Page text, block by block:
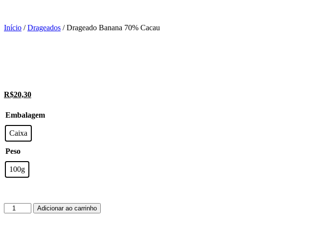
Início /Drageados / Drageado Banana 70% Cacau
O
original
era:
R$21,40.
R$20,30
preço
atual
é:
R$20,30.
Embalagem
Caixa
Peso
100g
Drageado
Banana
Adicionar ao carrinho